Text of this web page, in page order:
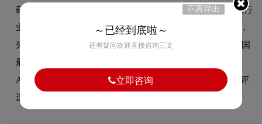
药物管线，多个创新药项目正处于临床试验阶段。海思科以行
业领先的综合创新实力，连续3年荣获中国创新力医药企业，
先后入选2021年度中国化药企业TOP100、2021年福布斯中国
最具创新力企业TOP50榜，获评制药行业企业信用等级
AAA。公司在"2022-2023年中国医药行业最具影响力榜单"评
选中荣膺四项殊荣，分别是医药商业百强企业，...
不再弹出
～已经到底啦～
还有疑问欢迎直接咨询三文
立即咨询